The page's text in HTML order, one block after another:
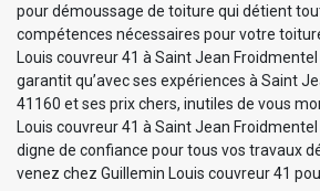
pour démoussage de toiture qui détient
compétences nécessaires pour votre
Louis couvreur 41 à Saint Jean
garantit qu’avec ses expériences à Saint
41160 et ses prix chers, inutiles de vous
Louis couvreur 41 à Saint Jean
digne de confiance pour tous vos travaux
venez chez Guillemin Louis couvreur 41